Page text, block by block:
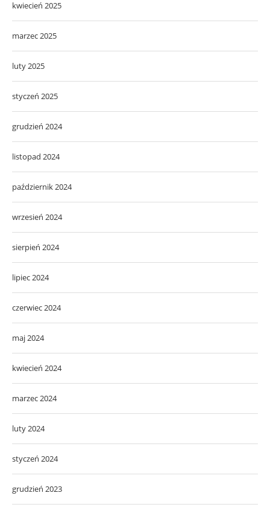
kwiecień 2025
marzec 2025
luty 2025
styczeń 2025
grudzień 2024
listopad 2024
październik 2024
wrzesień 2024
sierpień 2024
lipiec 2024
czerwiec 2024
maj 2024
kwiecień 2024
marzec 2024
luty 2024
styczeń 2024
grudzień 2023